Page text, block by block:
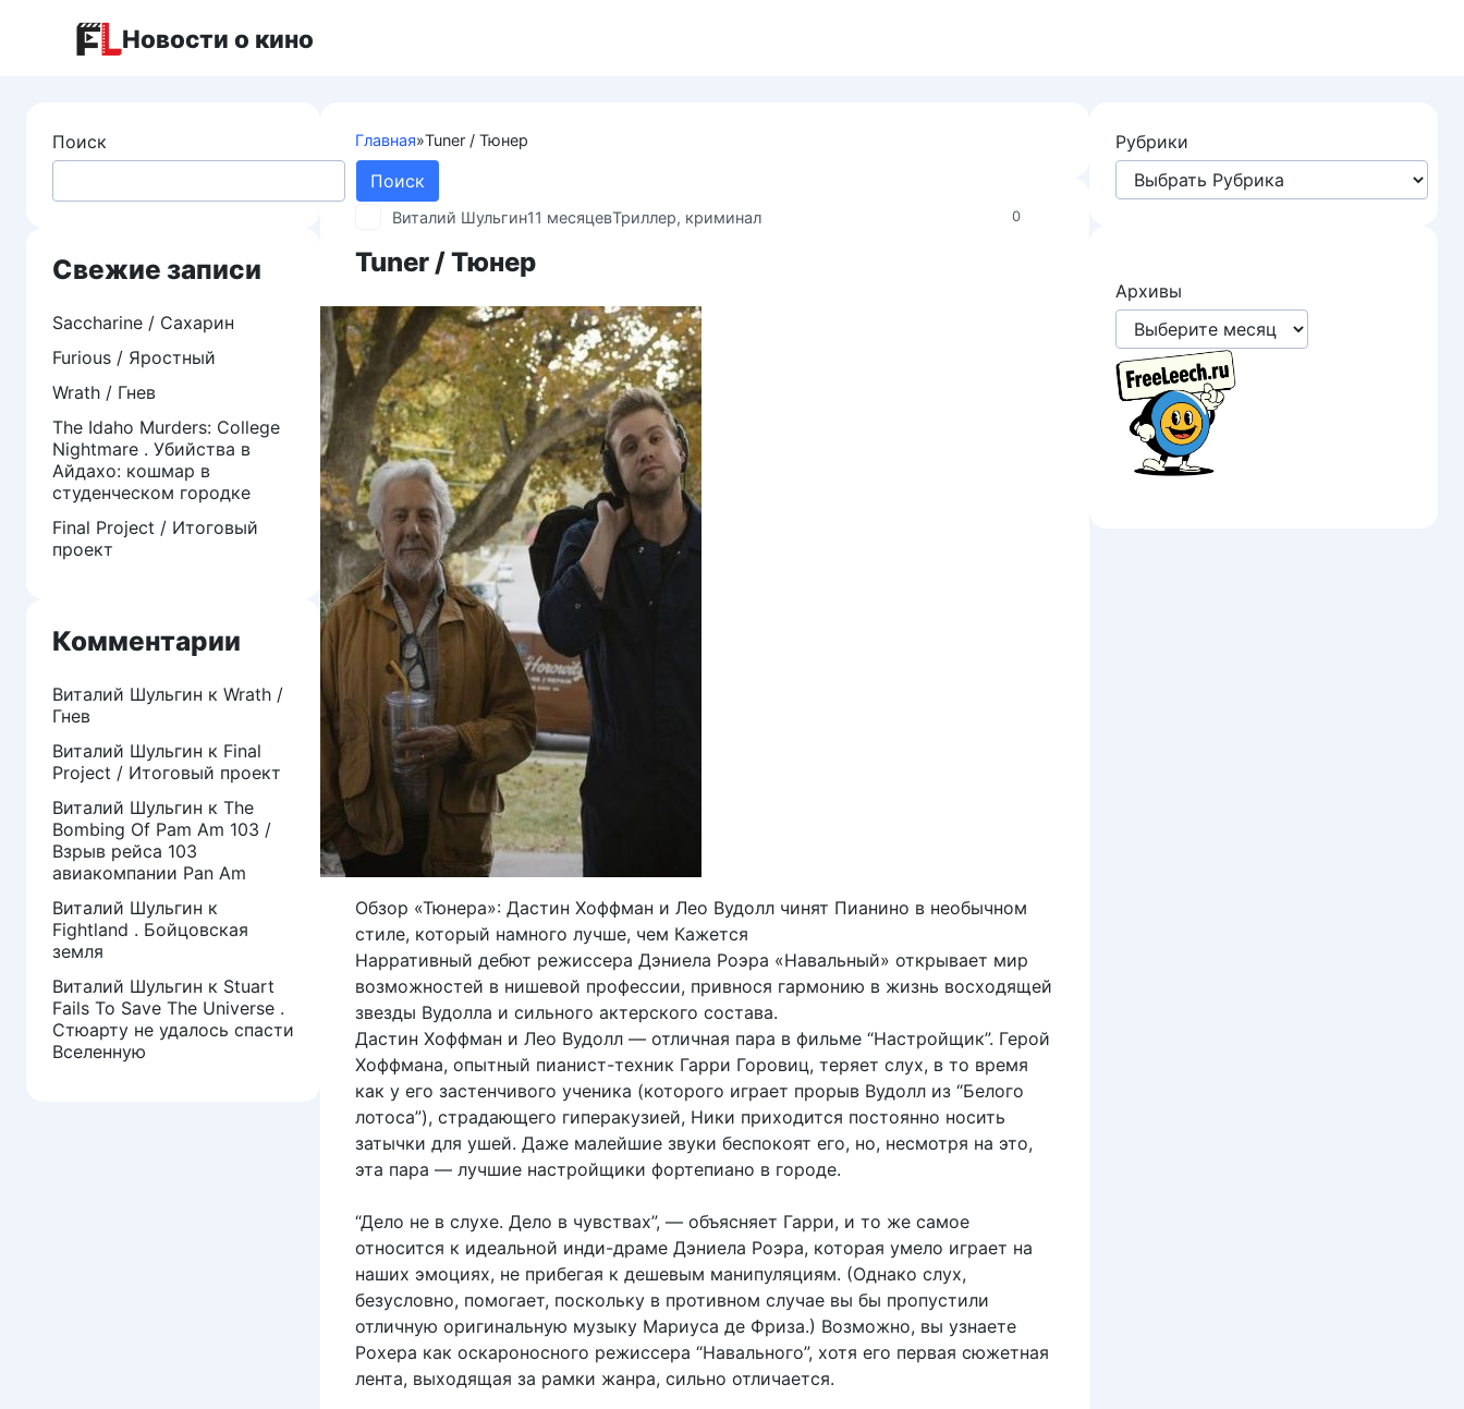
Новости о кино
Главная»Tuner / Тюнер
0
Виталий Шульгин11 месяцевТриллер, криминал
Tuner / Тюнер
Обзор «Тюнера»: Дастин Хоффман и Лео Вудолл чинят Пианино в необычном
стиле, который намного лучше, чем Кажется
Нарративный дебют режиссера Дэниела Роэра «Навальный» открывает мир
возможностей в нишевой профессии, привнося гармонию в жизнь восходящей
звезды Вудолла и сильного актерского состава.
Дастин Хоффман и Лео Вудолл — отличная пара в фильме “Настройщик”. Герой
Хоффмана, опытный пианист-техник Гарри Горовиц, теряет слух, в то время
как у его застенчивого ученика (которого играет прорыв Вудолл из “Белого
лотоса”), страдающего гиперакузией, Ники приходится постоянно носить
затычки для ушей. Даже малейшие звуки беспокоят его, но, несмотря на это,
эта пара — лучшие настройщики фортепиано в городе.
“Дело не в слухе. Дело в чувствах”, — объясняет Гарри, и то же самое
относится к идеальной инди-драме Дэниела Роэра, которая умело играет на
наших эмоциях, не прибегая к дешевым манипуляциям. (Однако слух,
безусловно, помогает, поскольку в противном случае вы бы пропустили
отличную оригинальную музыку Мариуса де Фриза.) Возможно, вы узнаете
Рохера как оскароносного режиссера “Навального”, хотя его первая сюжетная
лента, выходящая за рамки жанра, сильно отличается.
Поиск
Поиск
Свежие записи
Saccharine / Сахарин
Furious / Яростный
Wrath / Гнев
The Idaho Murders: College
Nightmare . Убийства в
Айдахо: кошмар в
студенческом городке
Final Project / Итоговый
проект
Комментарии
Виталий Шульгин к Wrath /
Гнев
Виталий Шульгин к Final
Project / Итоговый проект
Виталий Шульгин к The
Bombing Of Pam Am 103 /
Взрыв рейса 103
авиакомпании Pan Am
Виталий Шульгин к
Fightland . Бойцовская
земля
Виталий Шульгин к Stuart
Fails To Save The Universe .
Стюарту не удалось спасти
Вселенную
Рубрики
Архивы